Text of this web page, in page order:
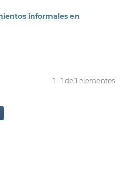
informales en
1 - 1 de 1 elementos